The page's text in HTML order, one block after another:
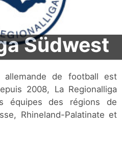
Südwest
2008, La Regionalliga
équipes des régions de
Rhineland-Palatinate et